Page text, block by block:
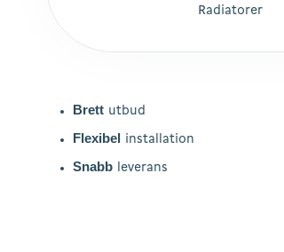
Hit enter to search or ESC to close
Radiatorer
Brett utbud
Flexibel installation
Snabb leverans